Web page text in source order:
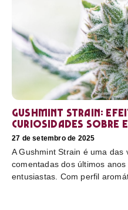
Gushmint Strain:
curiosidades sobre
27 de setembro de 2025
A Gushmint Strain é uma
comentadas dos últimos
entusiastas. Com perfil